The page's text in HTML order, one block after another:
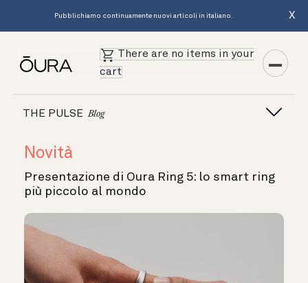
Pubblichiamo continuamente nuovi articoli in italiano. X
There are no items in your
cart
THE PULSE Blog
Novità
Presentazione di Oura Ring 5: lo smart ring
più piccolo al mondo